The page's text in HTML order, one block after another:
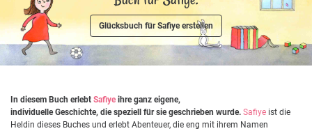
Glücksbuch für Safiye erstellen
In diesem Buch erlebt Safiyeihre ganz eigene,
individuelle Geschichte, die speziell für sie geschrieben wurde. Safiye ist die
Heldin dieses Buches und erlebt Abenteuer, die eng mit ihrem Namen